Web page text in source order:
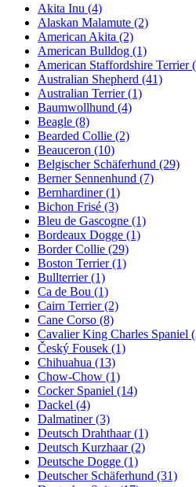
Akita Inu (4)
Alaskan Malamute (2)
American Akita (2)
American Bulldog (1)
American Staffordshire Terrier
Australian Shepherd (41)
Australian Terrier(1)
Baumwollhund (4)
Beagle (8)
Bearded Collie (2)
Beauceron (10)
Belgischer Schäferhund (29)
Berner Sennenhund (7)
Bernhardiner(1)
Bichon Frisé (3)
Bleu de Gascogne (1)
Bordeaux Dogge (1)
Border Collie (29)
Boston Terrier(1)
Bullterrier(1)
Ca de Bou (1)
Cairn Terrier(2)
Cane Corso (8)
Cavalier King Charles Spaniel
Český Fousek (1)
Chihuahua (13)
Chow-Chow (1)
Cocker Spaniel (14)
Dackel (4)
Dalmatiner(3)
Deutsch Drahthaar(1)
Deutsch Kurzhaar(2)
Deutsche Dogge (1)
Deutscher Schäferhund (31)